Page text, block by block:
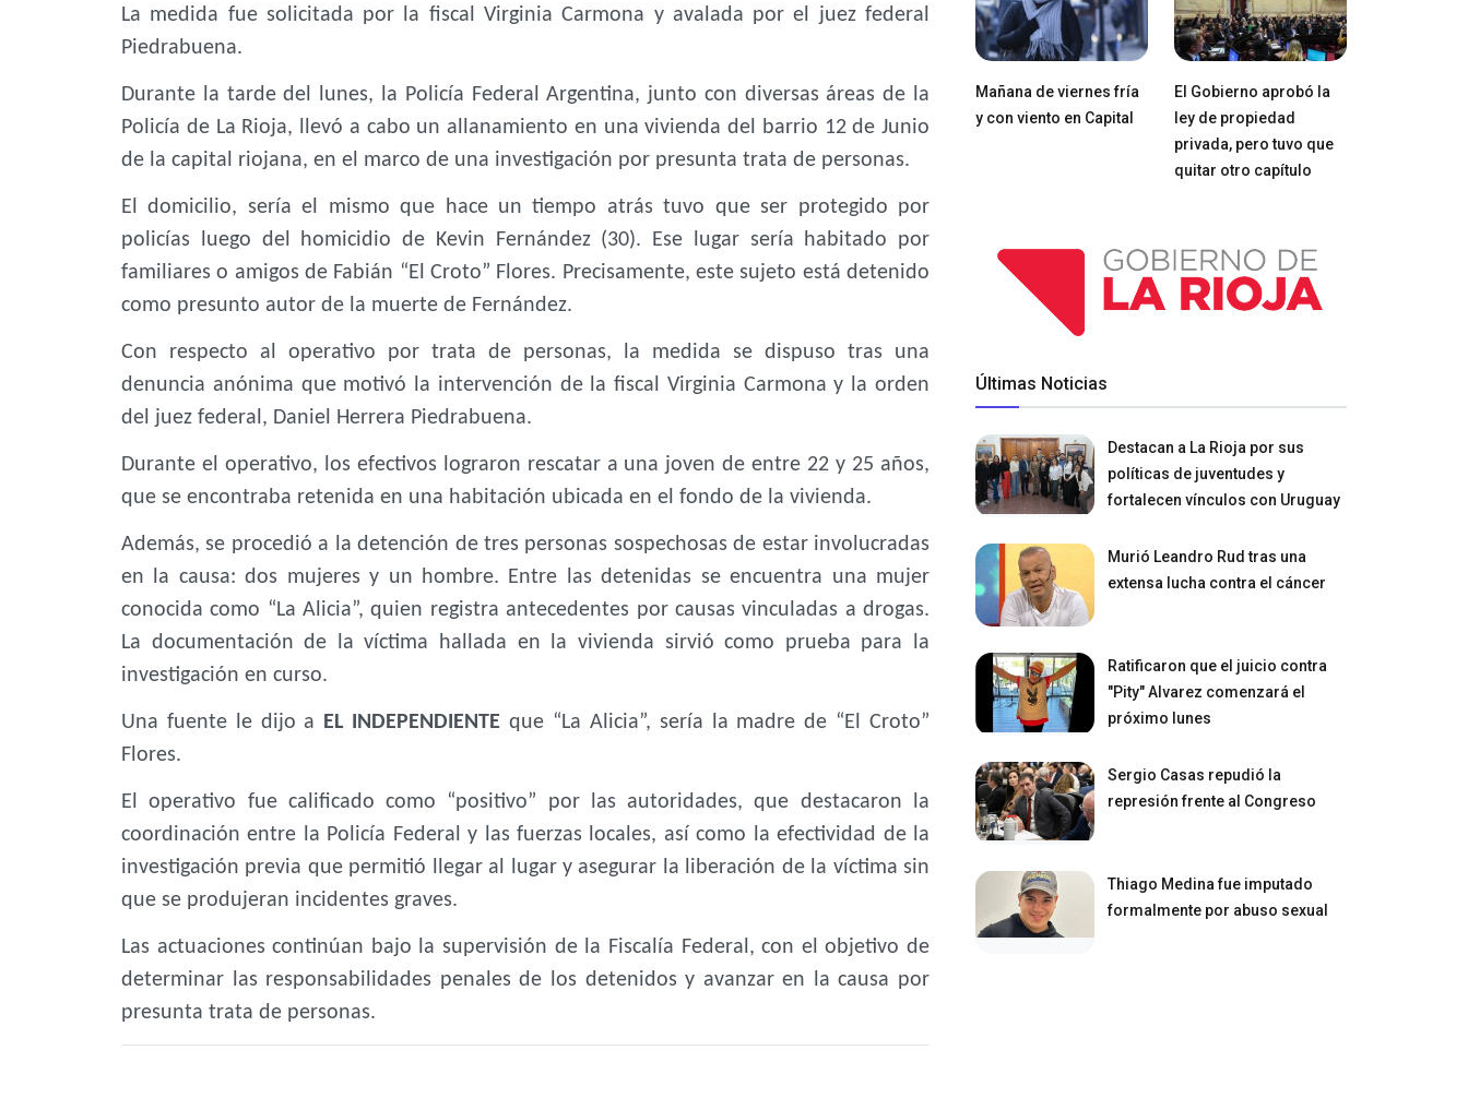
La medida fue solicitada por la fiscal Virginia Carmona y avalada por el juez federal
Piedrabuena.
Durante la tarde del lunes, la Policía Federal Argentina, junto con diversas áreas de la
Policía de La Rioja, llevó a cabo un allanamiento en una vivienda del barrio 12 de Junio
de la capital riojana, en el marco de una investigación por presunta trata de personas.
El domicilio, sería el mismo que hace un tiempo atrás tuvo que ser protegido por
policías luego del homicidio de Kevin Fernández (30). Ese lugar sería habitado por
familiares o amigos de Fabián “El Croto” Flores. Precisamente, este sujeto está detenido
como presunto autor de la muerte de Fernández.
Con respecto al operativo por trata de personas, la medida se dispuso tras una
denuncia anónima que motivó la intervención de la fiscal Virginia Carmona y la orden
del juez federal, Daniel Herrera Piedrabuena.
Durante el operativo, los efectivos lograron rescatar a una joven de entre 22 y 25 años,
que se encontraba retenida en una habitación ubicada en el fondo de la vivienda.
Además, se procedió a la detención de tres personas sospechosas de estar involucradas
en la causa: dos mujeres y un hombre. Entre las detenidas se encuentra una mujer
conocida como “La Alicia”, quien registra antecedentes por causas vinculadas a drogas.
La documentación de la víctima hallada en la vivienda sirvió como prueba para la
investigación en curso.
Una fuente le dijo a EL INDEPENDIENTE que “La Alicia”, sería la madre de “El Croto”
Flores.
El operativo fue calificado como “positivo” por las autoridades, que destacaron la
coordinación entre la Policía Federal y las fuerzas locales, así como la efectividad de la
investigación previa que permitió llegar al lugar y asegurar la liberación de la víctima sin
que se produjeran incidentes graves.
Las actuaciones continúan bajo la supervisión de la Fiscalía Federal, con el objetivo de
determinar las responsabilidades penales de los detenidos y avanzar en la causa por
presunta trata de personas.
Mañana de viernes fría
y con viento en Capital
El Gobierno aprobó la
ley de propiedad
privada, pero tuvo que
quitar otro capítulo
Últimas Noticias
Destacan a La Rioja por sus
políticas de juventudes y
fortalecen vínculos con Uruguay
Murió Leandro Rud tras una
extensa lucha contra el cáncer
Ratificaron que el juicio contra
"Pity" Alvarez comenzará el
próximo lunes
Sergio Casas repudió la
represión frente al Congreso
Thiago Medina fue imputado
formalmente por abuso sexual